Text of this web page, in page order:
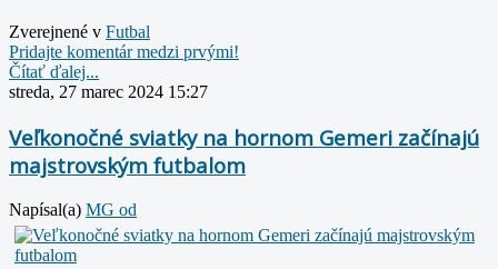
Zverejnené v Futbal
Pridajte komentár medzi prvými!
Čítať ďalej...
streda, 27 marec 2024 15:27
Veľkonočné sviatky na hornom Gemeri začínajú
majstrovským futbalom
Napísal(a) MG od